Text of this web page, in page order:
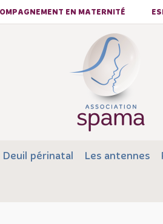
EN MATERNITÉ
Deuil périnatal Les antennes